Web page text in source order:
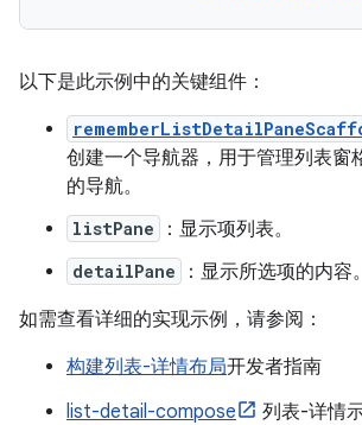
以下是此示例中的关键组件：
创建一个导航器，用于管理列表窗
的导航。
listPane ：显示项列表。
detailPane
：显示所选项的内容。
如需查看详细的实现示例，请参阅：
构建列表-详情布局开发者指南
list-detail-compose
列表-详情